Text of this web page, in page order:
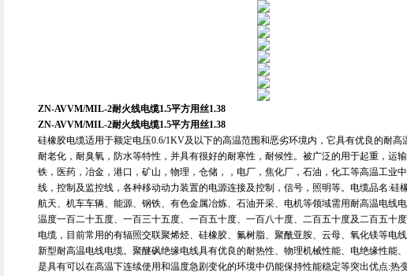
ZN-AVVM/MIL-2耐火线电缆1.5平方用丝1.38
ZN-AVVM/MIL-2耐火线电缆1.5平方用丝1.38
硅橡胶电缆适用于额定电压0.6/1KV及以下的高温范围和恶劣环境内，它具有优良的耐高
耐老化，耐臭氧，防水等特性，并具有很好的耐寒性，耐候性。被广泛的用于起重，运
铁，医药，冶金，港口，矿山，物理，仓储，，电厂，焦化厂，石油，化工等高温工业
线，控制及监控线，各种移动动力装置的电源连接及控制，信号，照明等。电缆品名:硅
航天、机车车辆、能源、钢铁、有色金属冶炼、石油开采、电机等领域需用耐高温电线
温度一百二十五度、一百三十五度、一百五十度、一百八十度、二百五十度及二百五十
电缆，目前常用的有辐照交联聚烯烃、硅橡胶、氟树脂、聚酰亚胺、云母、氧化镁等电
新型耐高温电线电缆。聚醚砜绝缘电线具有优良的耐热性、物理机械性能、电绝缘性能
是具有可以在高温下连续使用和温度急剧变化的环境中仍能保持性能稳定等突出优点:热